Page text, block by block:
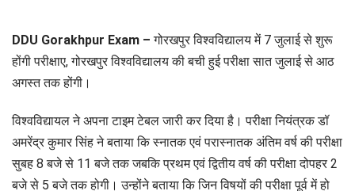
DDU Gorakhpur Exam – गोरखपुर विश्वविद्यालय में 7 जुलाई से शुरू
होंगी परीक्षाए, गोरखपुर विश्वविद्यालय की बची हुई परीक्षा सात जुलाई से आठ
अगस्त तक होंगी।
विश्वविद्यायल ने अपना टाइम टेबल जारी कर दिया है। परीक्षा नियंत्रक डॉ
अमरेंद्र कुमार सिंह ने बताया कि स्नातक एवं परास्नातक अंतिम वर्ष की परीक्षा
सुबह 8 बजे से 11 बजे तक जबकि प्रथम एवं द्वितीय वर्ष की परीक्षा दोपहर 2
बजे से 5 बजे तक होगी। उन्होंने बताया कि जिन विषयों की परीक्षा पूर्व में हो